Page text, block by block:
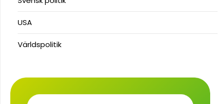
USA
Världspolitik